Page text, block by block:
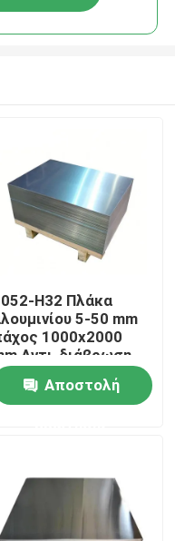
H32 Πλάκα
5-50 mm
1000x2000
Αντι-διάβρωση
ναυτική
Αποστολή